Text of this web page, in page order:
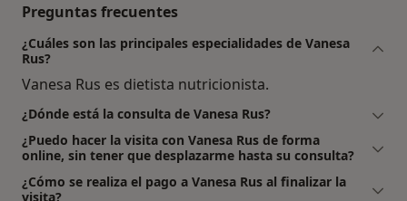
Preguntas frecuentes
¿Cuáles son las principales especialidades de Vanesa
Rus?
Vanesa Rus es dietista nutricionista.
¿Dónde está la consulta de Vanesa Rus?
¿Puedo hacer la visita con Vanesa Rus de forma
online, sin tener que desplazarme hasta su consulta?
¿Cómo se realiza el pago a Vanesa Rus al finalizar la
visita?